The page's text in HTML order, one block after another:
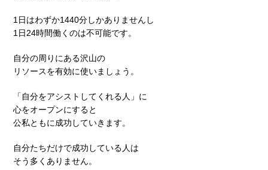
1日はわずか1440分しかありませんし
1日24時間働くのは不可能です。
自分の周りにある沢山の
リソースを有効に使いましょう。
「自分をアシストしてくれる人」に
心をオープンにすると
公私ともに成功していきます。
自分たちだけで成功している人は
そう多くありません。